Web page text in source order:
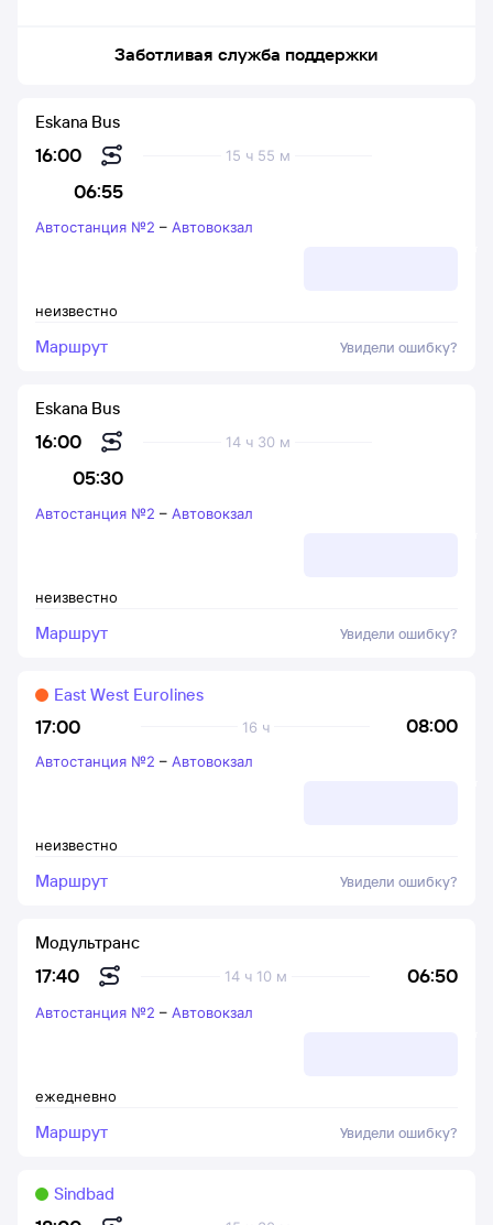
Заботливая служба поддержки
16:00
06:55
15 ч 55 м
Eskana Bus
неизвестно
Автостанция №2 – Автовокзал
Маршрут Увидели ошибку?
16:00
05:30
14 ч 30 м
Eskana Bus
неизвестно
Автостанция №2 – Автовокзал
Маршрут Увидели ошибку?
17:00 08:00
16 ч
East West Eurolines
неизвестно
Автостанция №2 – Автовокзал
Маршрут Увидели ошибку?
17:40 06:50
14 ч 10 м
Модультранс
ежедневно
Автостанция №2 – Автовокзал
Маршрут Увидели ошибку?
Sindbad